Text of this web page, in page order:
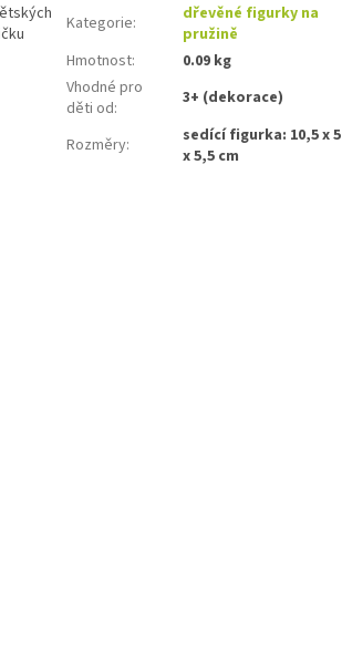
Kategorie:
dřevěné figurky na
pružině
Hmotnost:
0.09 kg
Vhodné pro
děti od: 3+ (dekorace)
Rozměry:
sedící figurka: 10,5 x 5
x 5,5 cm